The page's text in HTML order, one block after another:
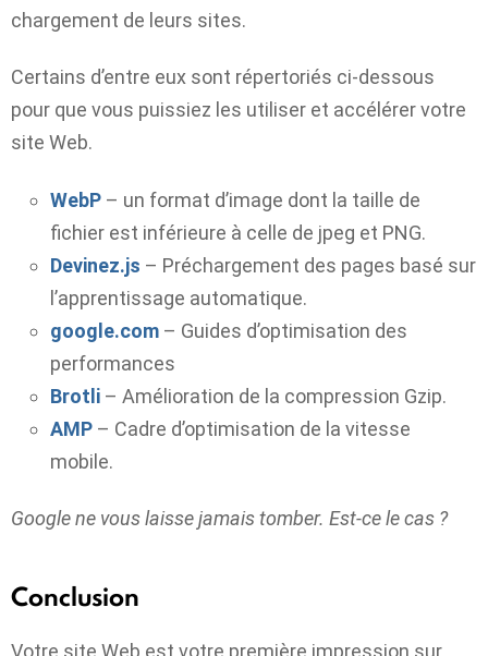
chargement de leurs sites.
Certains d’entre eux sont répertoriés ci-dessous
pour que vous puissiez les utiliser et accélérer votre
site Web.
WebP – un format d’image dont la taille de
fichier est inférieure à celle de jpeg et PNG.
Devinez.js – Préchargement des pages basé sur
l’apprentissage automatique.
google.com – Guides d’optimisation des
performances
Brotli – Amélioration de la compression Gzip.
AMP – Cadre d’optimisation de la vitesse
mobile.
Google ne vous laisse jamais tomber. Est-ce le cas ?
Conclusion
Votre site Web est votre première impression sur